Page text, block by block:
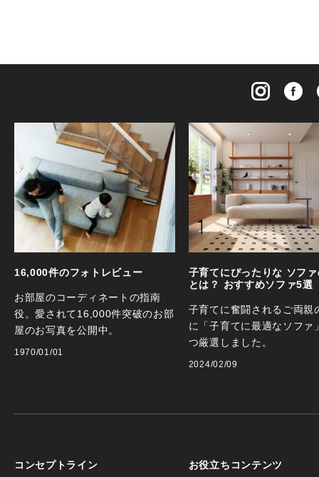
16,000件のフォトレビュー
お部屋のコーディネートの指南
役。愛されて16,000件突破のお部
屋のお写真を公開中。
1970/01/01
子育てにぴったりな ソフ
とは？ おすすめソファ5選
子育てに奮闘されるご両親
に「子育てに最適なソファ
つ厳選しました。
2024/02/09
コンセプトライン お役立ちコンテンツ